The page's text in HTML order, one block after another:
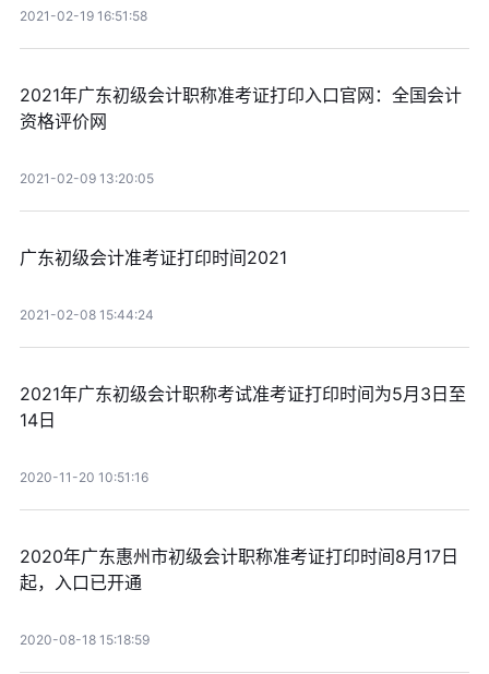
2021-02-19 16:51:58
2021年广东初级会计职称准考证打印入口官网：全国会计
资格评价网
2021-02-09 13:20:05
广东初级会计准考证打印时间2021
2021-02-08 15:44:24
2021年广东初级会计职称考试准考证打印时间为5月3日至
14日
2020-11-20 10:51:16
2020年广东惠州市初级会计职称准考证打印时间8月17日
起，入口已开通
2020-08-18 15:18:59